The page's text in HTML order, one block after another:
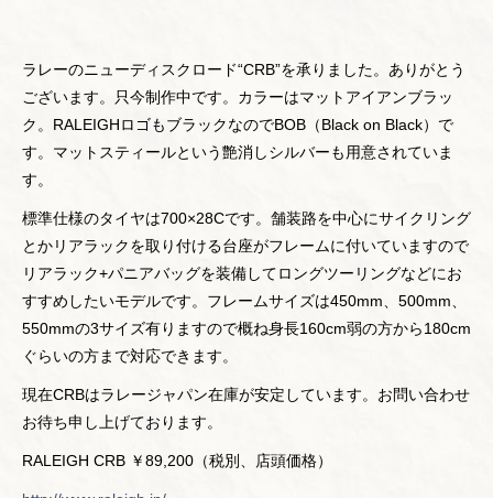
ラレーのニューディスクロード“CRB”を承りました。ありがとう
ございます。只今制作中です。カラーはマットアイアンブラッ
ク。RALEIGHロゴもブラックなのでBOB（Black on Black）で
す。マットスティールという艶消しシルバーも用意されていま
す。
標準仕様のタイヤは700×28Cです。舗装路を中心にサイクリング
とかリアラックを取り付ける台座がフレームに付いていますので
リアラック+パニアバッグを装備してロングツーリングなどにお
すすめしたいモデルです。フレームサイズは450mm、500mm、
550mmの3サイズ有りますので概ね身長160cm弱の方から180cm
ぐらいの方まで対応できます。
現在CRBはラレージャパン在庫が安定しています。お問い合わせ
お待ち申し上げております。
RALEIGH CRB ￥89,200（税別、店頭価格）